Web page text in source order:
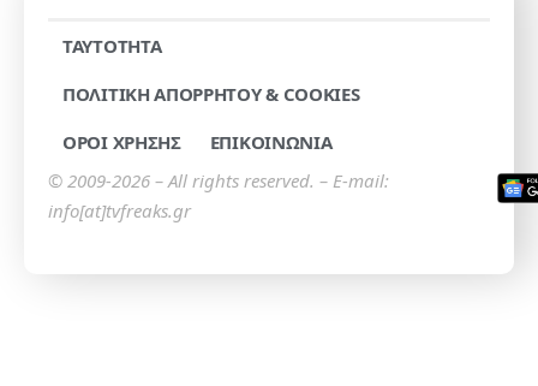
TAYTOTHTA
ΠΟΛΙΤΙΚΗ ΑΠΟΡΡΗΤΟΥ & COOKIES
ΟΡΟΙ ΧΡΗΣΗΣ
ΕΠΙΚΟΙΝΩΝΙΑ
© 2009-2026 – All rights reserved. – E-mail:
info[at]tvfreaks.gr